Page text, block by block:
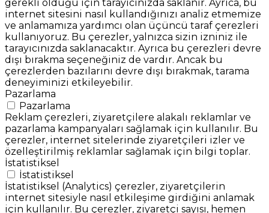
gerekli olduğu için tarayıcınızda saklanır. Ayrıca, bu
internet sitesini nasıl kullandığınızı analiz etmemize
ve anlamamıza yardımcı olan üçüncü taraf çerezleri
kullanıyoruz. Bu çerezler, yalnızca sizin izniniz ile
tarayıcınızda saklanacaktır. Ayrıca bu çerezleri devre
dışı bırakma seçeneğiniz de vardır. Ancak bu
çerezlerden bazılarını devre dışı bırakmak, tarama
deneyiminizi etkileyebilir.
Pazarlama
Pazarlama
Reklam çerezleri, ziyaretçilere alakalı reklamlar ve
pazarlama kampanyaları sağlamak için kullanılır. Bu
çerezler, internet sitelerinde ziyaretçileri izler ve
özelleştirilmiş reklamlar sağlamak için bilgi toplar.
İstatistiksel
İstatistiksel
İstatistiksel (Analytics) çerezler, ziyaretçilerin
internet sitesiyle nasıl etkileşime girdiğini anlamak
için kullanılır. Bu çerezler, ziyaretçi sayısı, hemen